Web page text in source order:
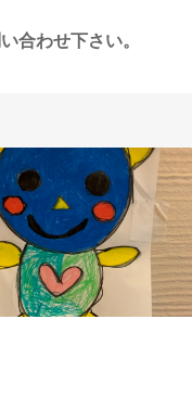
合わせ下さい。